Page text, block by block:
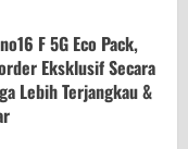
F 5G Eco Pack,
Eksklusif Secara
Lebih Terjangkau &